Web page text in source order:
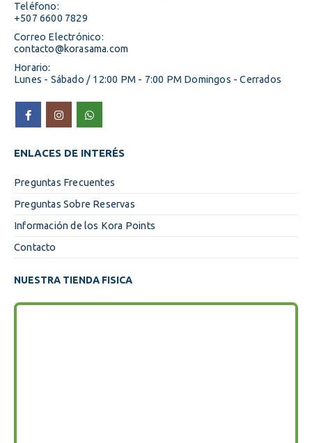
Teléfono:
+507 6600 7829
Correo Electrónico:
contacto@korasama.com
Horario:
Lunes - Sábado / 12:00 PM - 7:00 PM Domingos - Cerrados
ENLACES DE INTERÉS
Preguntas Frecuentes
Preguntas Sobre Reservas
Información de los Kora Points
Contacto
NUESTRA TIENDA FISICA